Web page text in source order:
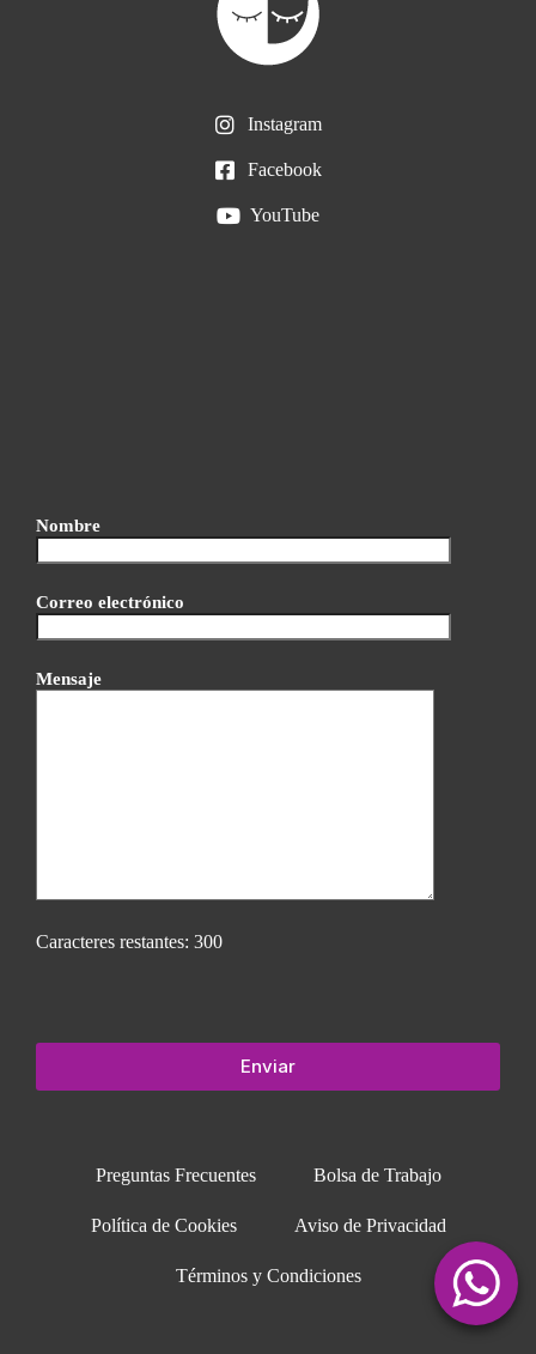
Instagram
Facebook
YouTube
Nombre
Correo electrónico
Mensaje
Caracteres restantes: 300
Preguntas Frecuentes Bolsa de Trabajo
Política de Cookies Aviso de Privacidad
Términos y Condiciones